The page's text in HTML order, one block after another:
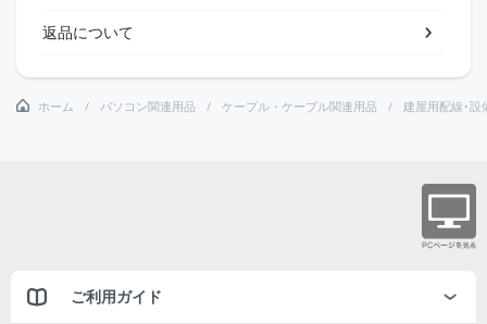
返品について
ホーム パソコン関連用品 ケーブル・ケーブル関連用品 建屋用配線･設
ご利用ガイド